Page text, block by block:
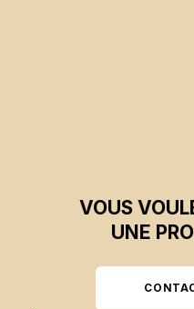
VOUS
UNE